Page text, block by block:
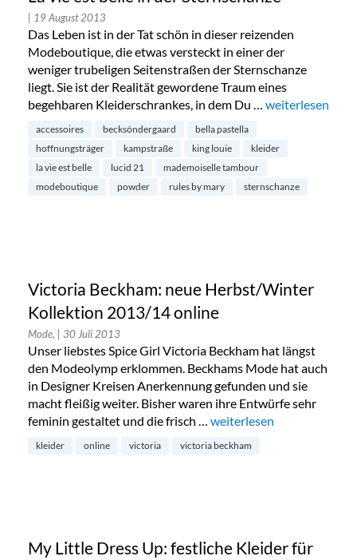
| 19 August 2013
Das Leben ist in der Tat schön in dieser reizenden
Modeboutique, die etwas versteckt in einer der
weniger trubeligen Seitenstraßen der Sternschanze
liegt. Sie ist der Realität gewordene Traum eines
begehbaren Kleiderschrankes, in dem Du … „La vie est belle
weiterlesen
accessoires becksöndergaard
bella pastella
hoffnungsträger
kampstraße king louie
kleider
la vie est belle
lucid 21
mademoiselle tambour
modeboutique
powder rules by mary sternschanze
Victoria Beckham: neue Herbst/Winter
Kollektion 2013/14 online
Mode, | 30 Juli 2013
Unser liebstes Spice Girl Victoria Beckham hat längst
den Modeolymp erklommen. Beckhams Mode hat auch
in Designer Kreisen Anerkennung gefunden und sie
macht fleißig weiter. Bisher waren ihre Entwürfe sehr
feminin gestaltet und die frisch … „Victoria Beckham: neue
weiterlesen
kleider online victoria victoria beckham
My Little Dress Up: festliche Kleider für